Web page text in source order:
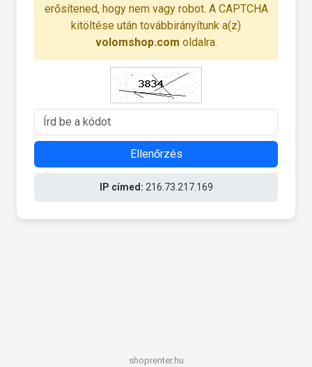
erősítened, hogy nem vagy robot. A CAPTCHA
kitöltése után továbbirányítunk a(z)
volomshop.com oldalra.
Ellenőrzés
IP címed: 216.73.217.169
shoprenter.hu